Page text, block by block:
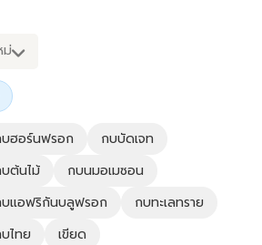
ม่
ฮอร์นฟรอก
กบบัดเจท
ต้นไม้
กบนมอเมซอน
แอฟริกันบลูฟรอก
กบทะเลทราย
ไทย
เขียด